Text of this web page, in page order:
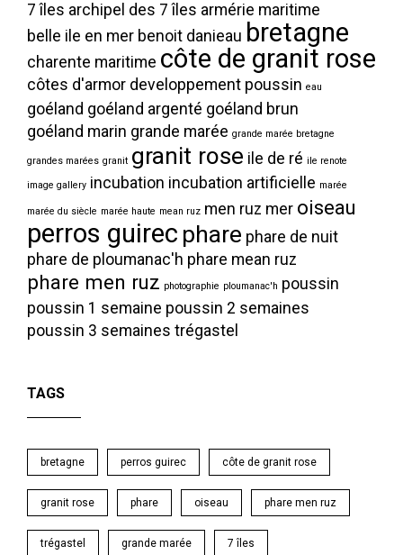
7 îles archipel des 7 îles armérie maritime
belle ile en mer benoit danieau bretagne
charente maritime côte de granit rose
côtes d'armor developpement poussin eau
goéland goéland argenté goéland brun
goéland marin grande marée grande marée bretagne
grandes marées granit granit rose ile de ré ile renote
image gallery incubation incubation artificielle marée
marée du siècle marée haute mean ruz men ruz mer oiseau
perros guirec phare phare de nuit
phare de ploumanac'h phare mean ruz
phare men ruz photographie ploumanac'h poussin
poussin 1 semaine poussin 2 semaines
poussin 3 semaines trégastel
TAGS
bretagne perros guirec côte de granit rose
granit rose phare oiseau phare men ruz
trégastel grande marée 7 îles